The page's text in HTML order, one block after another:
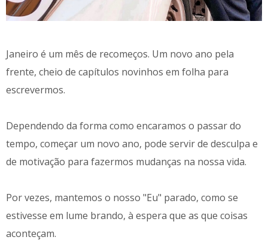
Janeiro é um mês de recomeços. Um novo ano pela
frente, cheio de capítulos novinhos em folha para
escrevermos.
Dependendo da forma como encaramos o passar do
tempo, começar um novo ano, pode servir de desculpa e
de motivação para fazermos mudanças na nossa vida.
Por vezes, mantemos o nosso "Eu" parado, como se
estivesse em lume brando, à espera que as que coisas
aconteçam.